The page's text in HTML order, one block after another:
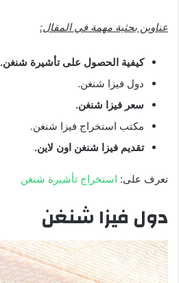
عناوين بحثية مهمة في المقال:
كيفية الحصول على تأشيرة شنغن.
دول فيزا شنغن.
سعر فيزا شنغن.
مكتب استخراج فيزا شنغن.
تقديم فيزا شنغن اون لاين.
تعرف على: استخراج تأشيرة شنغن
دول فيزا شنغن